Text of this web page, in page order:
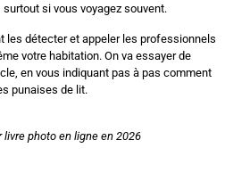
si vous voyagez souvent.
les détecter et appeler les professionnels
votre habitation. On va essayer de
en vous indiquant pas à pas comment
punaises de lit.
photo en ligne en 2026